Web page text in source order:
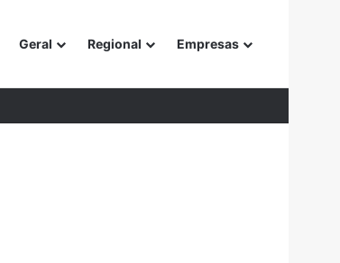
Geral Regional Empresas